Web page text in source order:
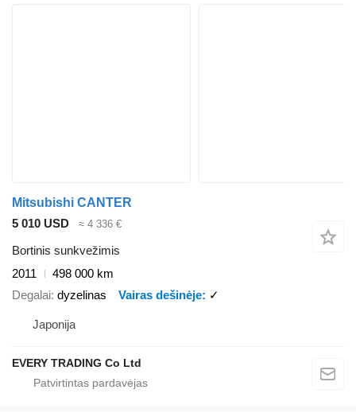
Mitsubishi CANTER
5 010 USD
≈ 4 336 €
Bortinis sunkvežimis
2011
498 000 km
Degalai dyzelinas Vairas dešinėje ✓
Japonija
EVERY TRADING Co Ltd